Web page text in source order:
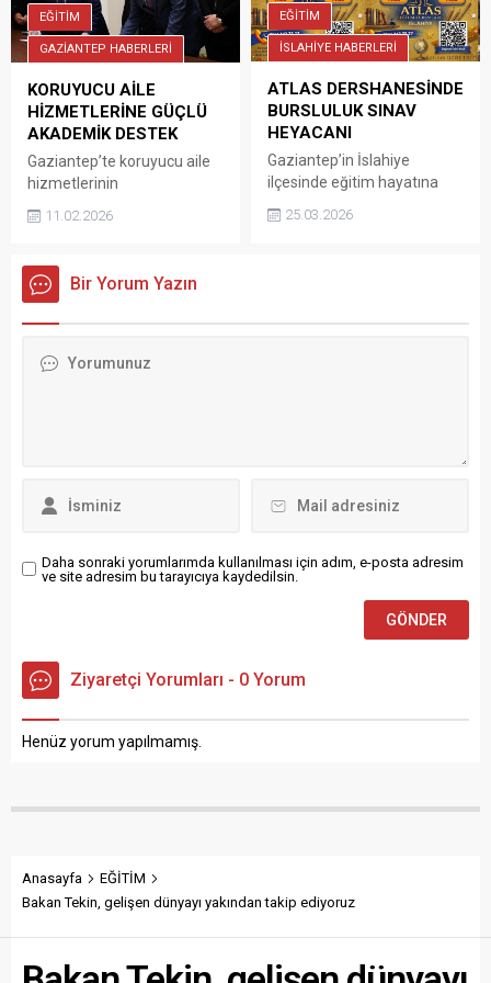
EĞİTİM
GAZİANTEP HABERLERİ
KORUYUCU AİLE
HİZMETLERİNE GÜÇLÜ
AKADEMİK DESTEK
Gaziantep’te koruyucu aile
hizmetlerinin
önemli bir iş birliği protokolü
koordinasyonunda,
Gaziantep Üniversitesi ile
imzalanan ve üç yıl süreyle
sağlanacak ve akademik
verilecek. Valilikte...
11.02.2026
EĞİTİM
İSLAHİYE HABERLERİ
ATLAS DERSHANESİNDE
BURSLULUK SINAV
HEYACANI
Gaziantep’in İslahiye
ilçesinde eğitim hayatına
ATLAS Dershanesi
kazandırmak adına Ortaokul
ücretsiz bursluluk sınavına
hazırlanıyor.28 Mart...
25.03.2026
Bir Yorum Yazın
Daha sonraki yorumlarımda kullanılması için adım, e-posta adresim
ve site adresim bu tarayıcıya kaydedilsin.
Ziyaretçi Yorumları - 0 Yorum
Henüz yorum yapılmamış.
Anasayfa
EĞİTİM
Bakan Tekin, gelişen dünyayı yakından takip ediyoruz